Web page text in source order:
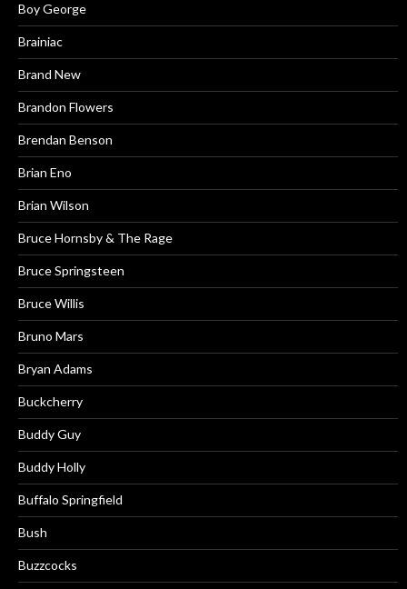
Boy George
Brainiac
Brand New
Brandon Flowers
Brendan Benson
Brian Eno
Brian Wilson
Bruce Hornsby & The Rage
Bruce Springsteen
Bruce Willis
Bruno Mars
Bryan Adams
Buckcherry
Buddy Guy
Buddy Holly
Buffalo Springfield
Bush
Buzzcocks